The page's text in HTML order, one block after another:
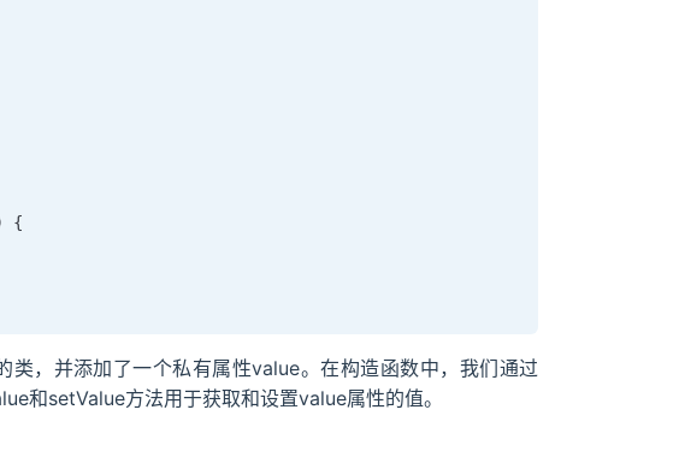
{
，并添加了一个私有属性value。在构造函数中，我们通过
和setValue方法用于获取和设置value属性的值。